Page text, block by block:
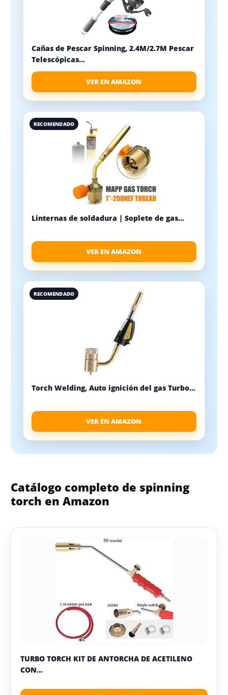
Cañas de Pescar Spinning, 2.4M/2.7M Pescar
Telescópicas...
VER EN AMAZON
RECOMENDADO
Linternas de soldadura | Soplete de gas...
VER EN AMAZON
RECOMENDADO
Torch Welding, Auto ignición del gas Turbo...
VER EN AMAZON
Catálogo completo de spinning
torch en Amazon
TURBO TORCH KIT DE ANTORCHA DE ACETILENO
CON...